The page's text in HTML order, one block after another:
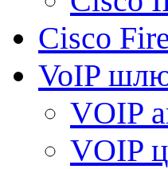
Cisco
VoIP
VOIP
VOIP